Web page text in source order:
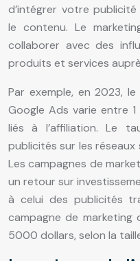
d’intégrer votre
le contenu. Le
collaborer avec des
produits et services
Par exemple, en 2023,
Google Ads varie entre
liés à l’affiliation. Le
publicités sur les réseaux
Les campagnes de
un retour sur
à celui des publicités
campagne de
5000 dollars, selon la